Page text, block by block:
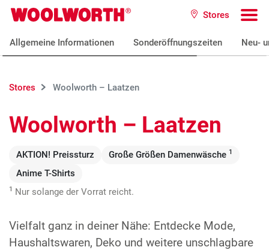
Zum Hauptinhalt
Woolworth GmbH Stores
Allgemeine Informationen Sonderöffnungszeiten Neu-
Stores Woolworth – Laatzen
Woolworth – Laatzen
AKTION! Preissturz Große Größen Damenwäsche 1
Anime T-Shirts
1 Nur solange der Vorrat reicht.
Vielfalt ganz in deiner Nähe: Entdecke Mode,
Haushaltswaren, Deko und weitere unschlagbare